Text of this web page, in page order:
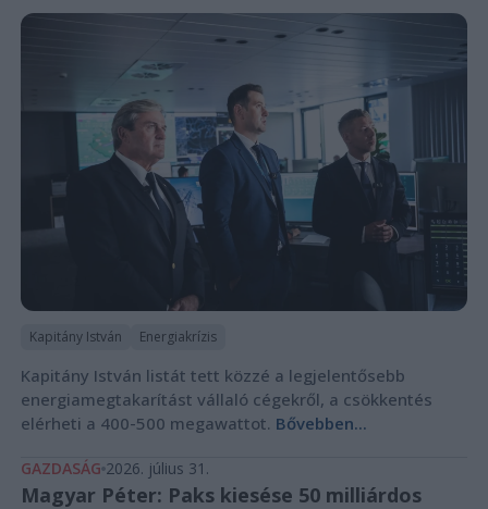
Kapitány István Energiakrízis
Kapitány István listát tett közzé a legjelentősebb
energiamegtakarítást vállaló cégekről, a csökkentés
elérheti a 400-500 megawattot. Bővebben...
GAZDASÁG 2026. július 31.
Magyar Péter: Paks kiesése 50 milliárdos